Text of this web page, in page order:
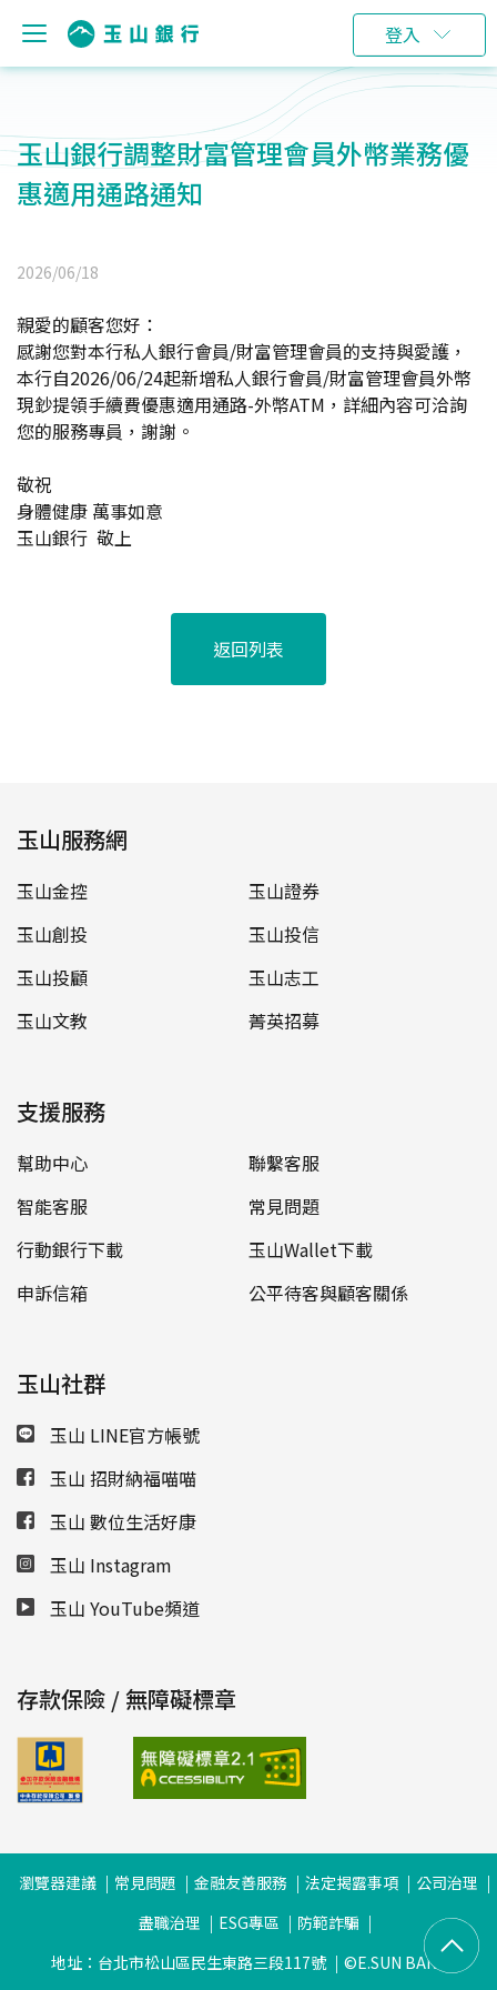
登入
玉山銀行調整財富管理會員外幣業務優
惠適用通路通知
2026/06/18
親愛的顧客您好：
感謝您對本行私人銀行會員/財富管理會員的支持與愛護，
本行自2026/06/24起新增私人銀行會員/財富管理會員外幣
現鈔提領手續費優惠適用通路-外幣ATM，詳細內容可洽詢
您的服務專員，謝謝。
敬祝
身體健康 萬事如意
玉山銀行 敬上
返回列表
玉山服務網
玉山金控
玉山證券
玉山創投
玉山投信
玉山投顧
玉山志工
玉山文教
菁英招募
支援服務
幫助中心
聯繫客服
智能客服
常見問題
行動銀行下載
玉山Wallet下載
申訴信箱
公平待客與顧客關係
玉山社群
玉山 LINE官方帳號
玉山 招財納福喵喵
玉山 數位生活好康
玉山 Instagram
玉山 YouTube頻道
存款保險 / 無障礙標章
瀏覽器建議 常見問題 金融友善服務 法定揭露事項
公司治理
盡職治理
ESG專區
防範詐騙
地址：台北市松山區民生東路三段117號
©E.SUN BANK